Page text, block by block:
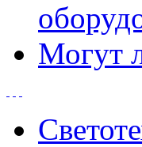
Могут